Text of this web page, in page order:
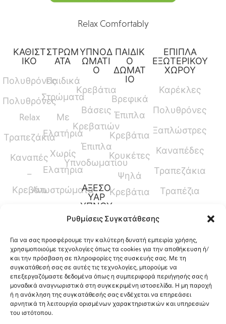
Ρυθμίσεις Συγκατάθεσης
Για να σας προσφέρουμε την καλύτερη δυνατή εμπειρία χρήσης,
χρησιμοποιούμε τεχνολογίες όπως τα cookies για την αποθήκευση ή/
και την πρόσβαση σε πληροφορίες της συσκευής σας. Με τη
συγκατάθεσή σας σε αυτές τις τεχνολογίες, μπορούμε να
επεξεργαζόμαστε δεδομένα όπως η συμπεριφορά περιήγησής σας ή
μοναδικά αναγνωριστικά στη συγκεκριμένη ιστοσελίδα. Η μη παροχή
ή η ανάκληση της συγκατάθεσής σας ενδέχεται να επηρεάσει
αρνητικά τη λειτουργία ορισμένων χαρακτηριστικών και υπηρεσιών
του ιστότοπου.
Relax Comfortably
ΚΑΘΙΣΤ
ΙΚΟ
Πολυθρόνες
Πολυθρόνες
Relax
Τραπεζάκια
Καναπές
–
Κρεβάτι
ΣΤΡΩΜ
ΑΤΑ
Παιδικά
Στρώματα
Με
Ελατήρια
Χωρίς
Ελατήρια
Ανωστρώματα
ΥΠΝΟΔ
ΩΜΑΤΙ
Ο
Κρεβάτια
Βάσεις
Κρεβατιών
Έπιπλα
Υπνοδωματίου
ΑΞΕΣΟ
ΥΑΡ
ΥΠΝΟΥ
Παπλώματα
Μαξιλάρια
Προστατευτικά
Καλύμματα
ΠΑΙΔΙΚ
Ο
ΔΩΜΑΤ
ΙΟ
Βρεφικά
Έπιπλα
Κρεβάτια
Κουκέτες
Ψηλά
Κρεβάτια
Ύψους
Γραφεία
ΕΠΙΠΛΑ
ΕΞΩΤΕΡΙΚΟΥ
ΧΩΡΟΥ
Καρέκλες
Πολυθρόνες
Ξαπλώστρες
Καναπέδες
Τραπεζάκια
Τραπέζια